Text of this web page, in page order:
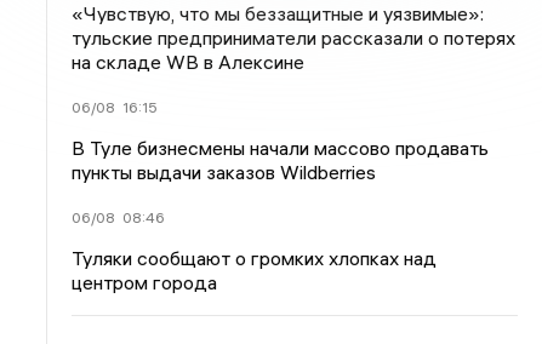
«Чувствую, что мы беззащитные и уязвимые»:
тульские предприниматели рассказали о потерях
на складе WB в Алексине
06/08 16:15
В Туле бизнесмены начали массово продавать
пункты выдачи заказов Wildberries
06/08 08:46
Туляки сообщают о громких хлопках над
центром города